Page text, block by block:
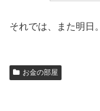
それでは、また明日。
お金の部屋